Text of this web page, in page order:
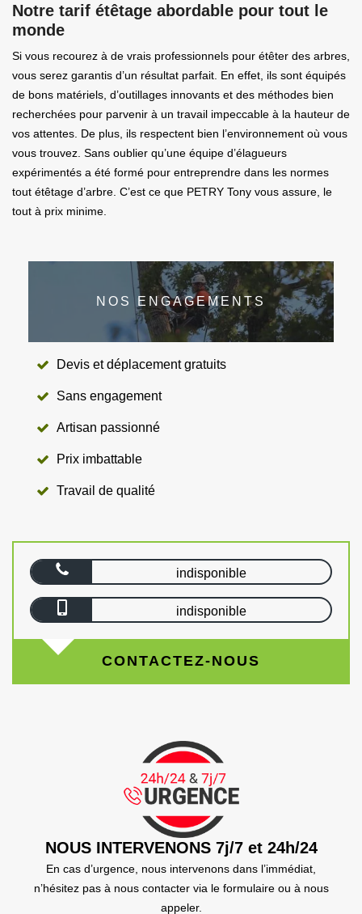
Notre tarif étêtage abordable pour tout le
monde
Si vous recourez à de vrais professionnels pour étêter des arbres,
vous serez garantis d’un résultat parfait. En effet, ils sont équipés
de bons matériels, d’outillages innovants et des méthodes bien
recherchées pour parvenir à un travail impeccable à la hauteur de
vos attentes. De plus, ils respectent bien l’environnement où vous
vous trouvez. Sans oublier qu’une équipe d’élagueurs
expérimentés a été formé pour entreprendre dans les normes
tout étêtage d’arbre. C’est ce que PETRY Tony vous assure, le
tout à prix minime.
NOS ENGAGEMENTS
Devis et déplacement gratuits
Sans engagement
Artisan passionné
Prix imbattable
Travail de qualité
indisponible
indisponible
CONTACTEZ-NOUS
NOUS INTERVENONS 7j/7 et 24h/24
En cas d’urgence, nous intervenons dans l’immédiat,
n’hésitez pas à nous contacter via le formulaire ou à nous
appeler.